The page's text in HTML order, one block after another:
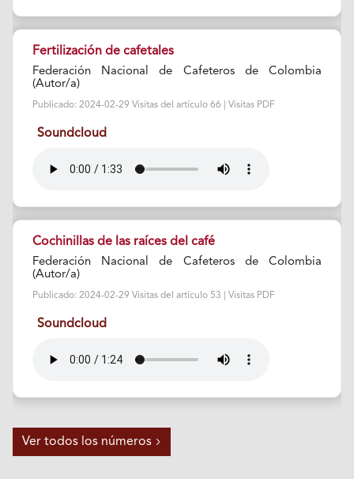
Fertilización de cafetales
Federación Nacional de Cafeteros de Colombia
(Autor/a)
Publicado: 2024-02-29 Visitas del artículo 66 | Visitas PDF
Soundcloud
Cochinillas de las raíces del café
Federación Nacional de Cafeteros de Colombia
(Autor/a)
Publicado: 2024-02-29 Visitas del artículo 53 | Visitas PDF
Soundcloud
Ver todos los números